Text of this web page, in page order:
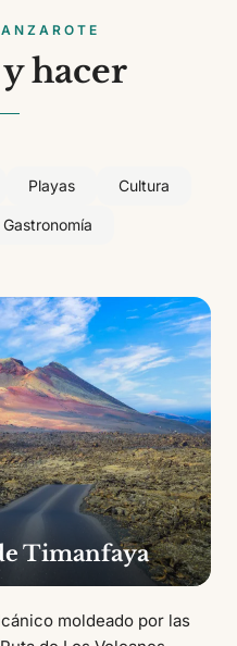
hacer
Playas Cultura
Gastronomía
Timanfaya
moldeado por las